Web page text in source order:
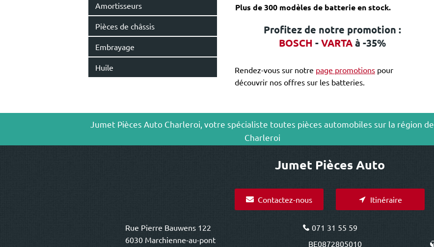
Plus de 300 modèles de batterie en stock.
Profitez de notre promotion :
BOSCH -VARTAà -35%
Rendez-vous sur notre page promotions pour
découvrir nos offres sur les batteries.
Amortisseurs
Pièces de châssis
Embrayage
Huile
Jumet Pièces Auto Charleroi, votre spécialiste toutes pièces automobiles sur la région de
Charleroi
Jumet Pièces Auto
Contactez-nous Itinéraire
Rue Pierre Bauwens 122
6030 Marchienne-au-pont
071 31 55 59
BE0872805010